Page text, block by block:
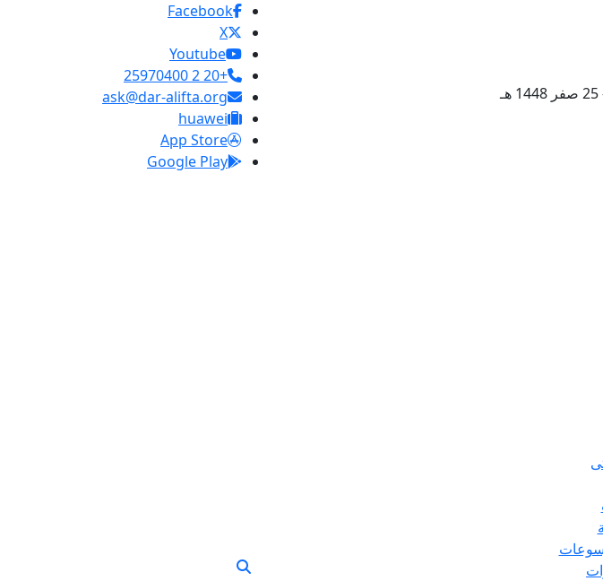
Facebook
X
Youtube
+20 2 25970400
ask@dar-alifta.org
huawei
App Store
Google Play